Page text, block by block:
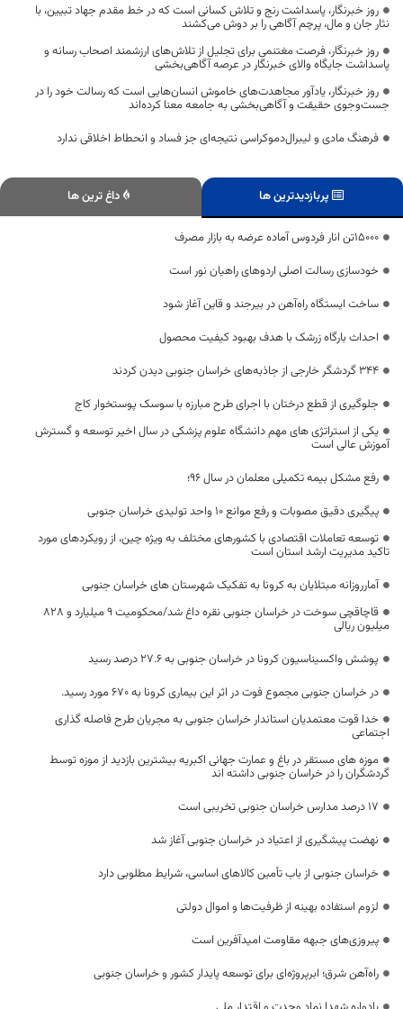
روز خبرنگار، پاسداشت رنج و تلاش کسانی است که در خط مقدم جهاد تبیین، با
نثار جان و مال، پرچم آگاهی را بر دوش می‌کشند
روز خبرنگار، فرصت مغتنمی برای تجلیل از تلاش‌های ارزشمند اصحاب رسانه و
پاسداشت جایگاه والای خبرنگار در عرصه آگاهی‌بخشی
روز خبرنگار، یادآور مجاهدت‌های خاموش انسان‌هایی است که رسالت خود را در
جست‌وجوی حقیقت و آگاهی‌بخشی به جامعه معنا کرده‌اند
فرهنگ مادی و لیبرال‌دموکراسی نتیجه‌ای جز فساد و انحطاط اخلاقی ندارد
پربازدیدترین ها داغ ترین ها
۱۵۰۰۰تن انار فردوس آماده عرضه به بازار مصرف
خودسازی رسالت اصلی اردوهای راهیان نور است
ساخت ایستگاه راه‌آهن در بیرجند و قاین آغاز شود
احداث بارگاه زرشک با هدف بهبود کیفیت محصول
۳۴۴ گردشگر خارجی از جاذبه‌های خراسان جنوبی دیدن کردند
جلوگیری از قطع درختان با اجرای طرح مبارزه با سوسک پوستخوار کاج
یکی از استراتژی های مهم دانشگاه علوم پزشکی در سال اخیر توسعه و گسترش
آموزش عالی است
رفع مشکل بیمه تکمیلی معلمان در سال 96؛
پیگیری دقیق مصوبات و رفع موانع ۱۰ واحد تولیدی خراسان جنوبی
توسعه تعاملات اقتصادی با کشورهای مختلف به ویژه چین، از رویکردهای مورد
تاکید مدیریت ارشد استان است
آمارروزانه مبتلایان به کرونا به تفکیک شهرستان های خراسان جنوبی
قاچاقچی سوخت در خراسان جنوبی نقره داغ شد/محکومیت ۹ میلیارد و ۸۲۸
میلیون ریالی
پوشش واکسیناسیون کرونا در خراسان جنوبی به ۲۷.۶ درصد رسید
در خراسان جنوبی مجموع فوت در اثر این بیماری کرونا به 670 مورد رسید.
خدا قوت معتمدیان استاندار خراسان جنوبی به مجریان طرح فاصله گذاری
اجتماعی
موزه های مستقر در باغ و عمارت جهانی اکبریه بیشترین بازدید از موزه توسط
گردشگران را در خراسان جنوبی داشته اند
17 درصد مدارس خراسان جنوبی تخریبی است
نهضت پیشگیری از اعتیاد در خراسان جنوبی آغاز شد
خراسان جنوبی از باب تأمین کالاهای اساسی، شرایط مطلوبی دارد
لزوم استفاده بهینه از ظرفیت‌ها و اموال دولتی
پیروزی‌های جبهه مقاومت امیدآفرین است
راه‌آهن شرق؛ ابرپروژه‌ای برای توسعه پایدار کشور و خراسان جنوبی